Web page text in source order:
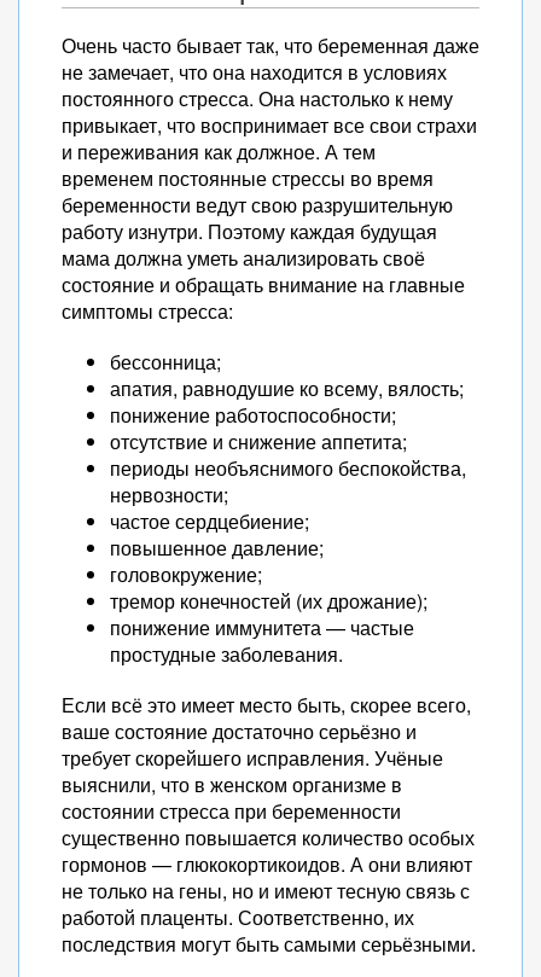
Очень часто бывает так, что беременная даже
не замечает, что она находится в условиях
постоянного стресса. Она настолько к нему
привыкает, что воспринимает все свои страхи
и переживания как должное. А тем
временем постоянные стрессы во время
беременности ведут свою разрушительную
работу изнутри. Поэтому каждая будущая
мама должна уметь анализировать своё
состояние и обращать внимание на главные
симптомы стресса:
бессонница;
апатия, равнодушие ко всему, вялость;
понижение работоспособности;
отсутствие и снижение аппетита;
периоды необъяснимого беспокойства,
нервозности;
частое сердцебиение;
повышенное давление;
головокружение;
тремор конечностей (их дрожание);
понижение иммунитета — частые
простудные заболевания.
Если всё это имеет место быть, скорее всего,
ваше состояние достаточно серьёзно и
требует скорейшего исправления. Учёные
выяснили, что в женском организме в
состоянии стресса при беременности
существенно повышается количество особых
гормонов — глюкокортикоидов. А они влияют
не только на гены, но и имеют тесную связь с
работой плаценты. Соответственно, их
последствия могут быть самыми серьёзными.